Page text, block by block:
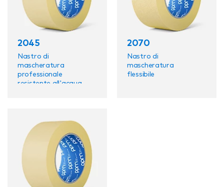
2045
Nastro di
mascheratura
professionale
resistente all'acqua
2070
Nastro di
mascheratura
flessibile